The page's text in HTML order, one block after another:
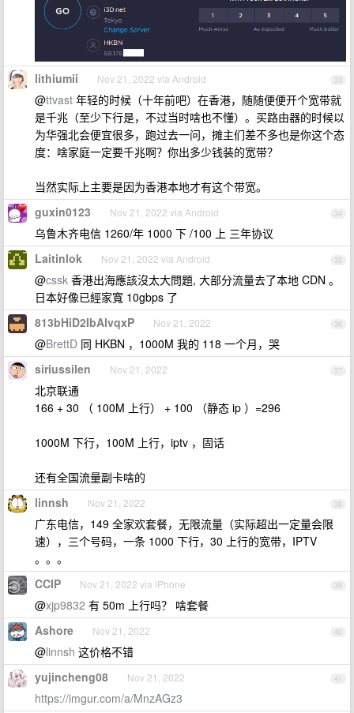
33
lithiumii Nov 21, 2022 via Android
@ttvast 年轻的时候（十年前吧）在香港，随随便便开个宽带就
是千兆（至少下行是，不过当时啥也不懂）。买路由器的时候以
为华强北会便宜很多，跑过去一问，摊主们差不多也是你这个态
度：啥家庭一定要千兆啊？你出多少钱装的宽带？
当然实际上主要是因为香港本地才有这个带宽。
34
guxin0123 Nov 21, 2022 via Android
乌鲁木齐电信 1260/年 1000 下 /100 上 三年协议
35
Laitinlok Nov 21, 2022 via Android
@cssk 香港出海應該沒太大問題, 大部分流量去了本地 CDN 。
日本好像已經家寬 10gbps 了
36
813bHiD2IbAlvqxP Nov 21, 2022
@BrettD 同 HKBN ，1000M 我的 118 一个月，哭
37
siriussilen Nov 21, 2022
北京联通
166 + 30 （ 100M 上行） + 100 （静态 ip ）=296
1000M 下行，100M 上行，iptv ，固话
还有全国流量副卡啥的
38
linnsh Nov 21, 2022
广东电信，149 全家欢套餐，无限流量（实际超出一定量会限
速），三个号码，一条 1000 下行，30 上行的宽带，IPTV
。。。
39
CCIP Nov 21, 2022 via iPhone
@xjp9832 有 50m 上行吗？ 啥套餐
40
Ashore Nov 21, 2022
@linnsh 这价格不错
41
yujincheng08 Nov 21, 2022
https://imgur.com/a/MnzAGz3